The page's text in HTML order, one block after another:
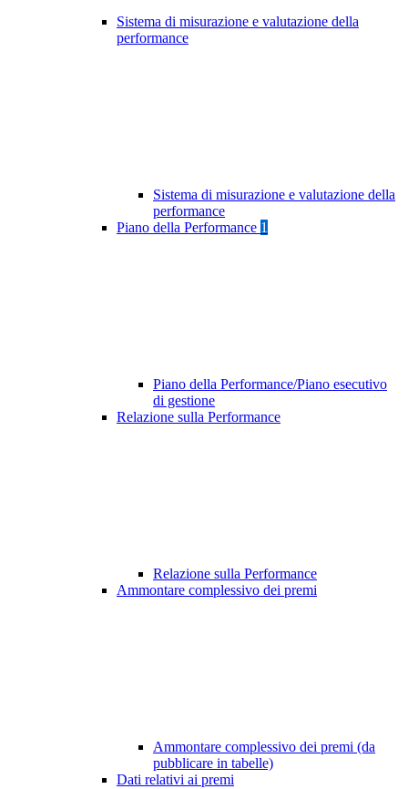
Sistema di misurazione e valutazione della
performance
Sistema di misurazione e valutazione della
performance
Piano della Performance 1
Piano della Performance/Piano esecutivo
di gestione
Relazione sulla Performance
Relazione sulla Performance
Ammontare complessivo dei premi
Ammontare complessivo dei premi (da
pubblicare in tabelle)
Dati relativi ai premi